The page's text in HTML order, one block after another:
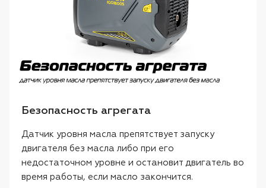
Безопасность агрегата
Датчик уровня масла препятствует запуску
двигателя без масла либо при его
недостаточном уровне и остановит двигатель во
время работы, если масло закончится.